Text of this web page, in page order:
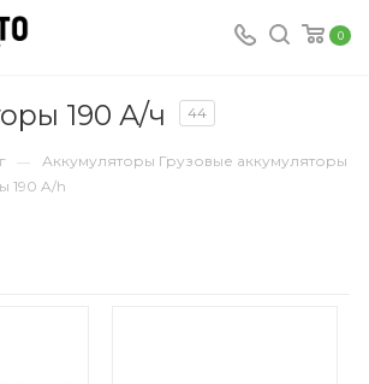
0
190 А/ч 44
— Аккумуляторы Грузовые аккумуляторы
190 A/h